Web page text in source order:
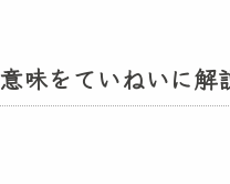
味をていねいに解